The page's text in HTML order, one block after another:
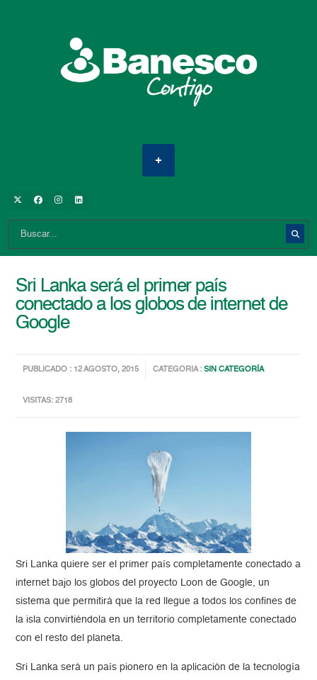
Sri Lanka será el primer país
conectado a los globos de internet de
Google
PUBLICADO : 12 AGOSTO, 2015 CATEGORIA :SIN CATEGORÍA
VISITAS: 2718
Sri Lanka quiere ser el primer país completamente conectado a
internet bajo los globos del proyecto Loon de Google, un
sistema que permitirá que la red llegue a todos los confines de
la isla convirtiéndola en un territorio completamente conectado
con el resto del planeta.
Sri Lanka será un país pionero en la aplicación de la tecnología